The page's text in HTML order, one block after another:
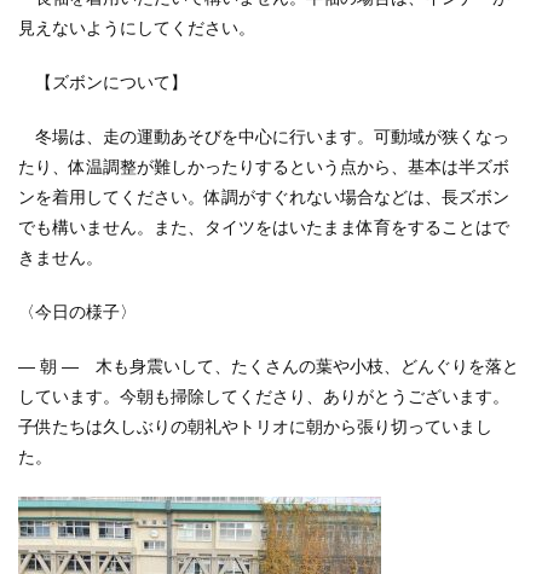
見えないようにしてください。
【ズボンについて】
冬場は、走の運動あそびを中心に行います。可動域が狭くなっ
たり、体温調整が難しかったりするという点から、基本は半ズボ
ンを着用してください。体調がすぐれない場合などは、長ズボン
でも構いません。また、タイツをはいたまま体育をすることはで
きません。
〈今日の様子〉
― 朝 ― 木も身震いして、たくさんの葉や小枝、どんぐりを落と
しています。今朝も掃除してくださり、ありがとうございます。
子供たちは久しぶりの朝礼やトリオに朝から張り切っていまし
た。